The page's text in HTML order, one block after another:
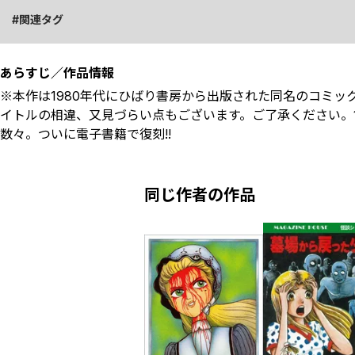
関連タグ
あらすじ／作品情報
※本作は1980年代にひばり書房から出版された同名のコミッ
イトルの相違、又見づらい点もございます。ご了承ください
数々。ついに電子書籍で復刻!!
同じ作者の作品